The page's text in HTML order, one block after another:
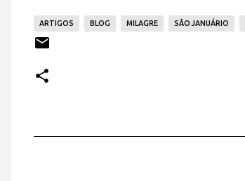
ARTIGOS BLOG MILAGRE SÃO JANUÁRIO